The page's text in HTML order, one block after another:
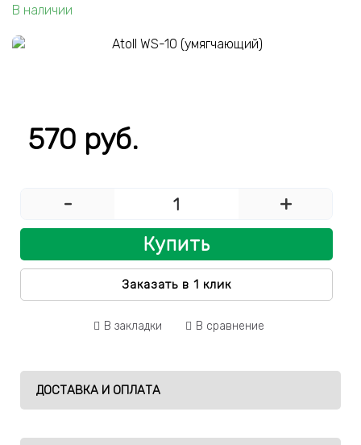
В наличии
570 руб.
- +
Купить
Заказать в 1 клик
В закладки В сравнение
ДОСТАВКА И ОПЛАТА